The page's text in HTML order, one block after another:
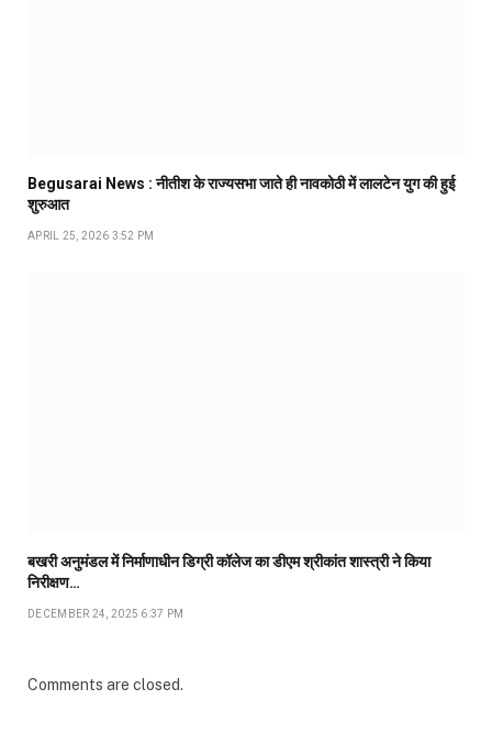
Begusarai News : नीतीश के राज्यसभा जाते ही नावकोठी में लालटेन युग की हुई
शुरुआत
APRIL 25, 2026 3:52 PM
बखरी अनुमंडल में निर्माणाधीन डिग्री कॉलेज का डीएम श्रीकांत शास्त्री ने किया
निरीक्षण…
DECEMBER 24, 2025 6:37 PM
Comments are closed.